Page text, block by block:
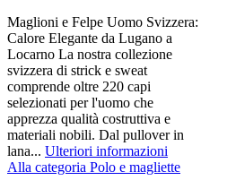
Maglioni e Felpe Uomo Svizzera:
Calore Elegante da Lugano a
Locarno La nostra collezione
svizzera di strick e sweat
comprende oltre 220 capi
selezionati per l'uomo che
apprezza qualità costruttiva e
materiali nobili. Dal pullover in
lana... Ulteriori informazioni
Alla categoria Polo e magliette